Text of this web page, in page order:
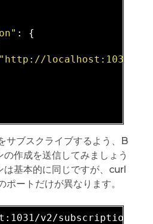
: {
"http://localhost:1031/
サブスクライブするよう、B
作成を送信してみましょう
は基本的に同じですが、curl
ポートだけが異なります。
v2/subscriptions -